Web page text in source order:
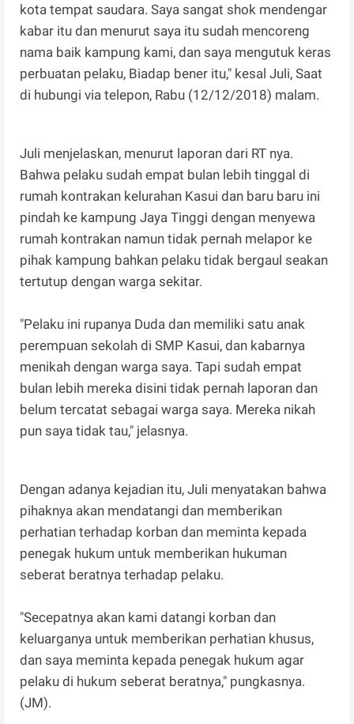
kota tempat saudara. Saya sangat shok mendengar
kabar itu dan menurut saya itu sudah mencoreng
nama baik kampung kami, dan saya mengutuk keras
perbuatan pelaku, Biadap bener itu," kesal Juli, Saat
di hubungi via telepon, Rabu (12/12/2018) malam.
Juli menjelaskan, menurut laporan dari RT nya.
Bahwa pelaku sudah empat bulan lebih tinggal di
rumah kontrakan kelurahan Kasui dan baru baru ini
pindah ke kampung Jaya Tinggi dengan menyewa
rumah kontrakan namun tidak pernah melapor ke
pihak kampung bahkan pelaku tidak bergaul seakan
tertutup dengan warga sekitar.
"Pelaku ini rupanya Duda dan memiliki satu anak
perempuan sekolah di SMP Kasui, dan kabarnya
menikah dengan warga saya. Tapi sudah empat
bulan lebih mereka disini tidak pernah laporan dan
belum tercatat sebagai warga saya. Mereka nikah
pun saya tidak tau," jelasnya.
Dengan adanya kejadian itu, Juli menyatakan bahwa
pihaknya akan mendatangi dan memberikan
perhatian terhadap korban dan meminta kepada
penegak hukum untuk memberikan hukuman
seberat beratnya terhadap pelaku.
"Secepatnya akan kami datangi korban dan
keluarganya untuk memberikan perhatian khusus,
dan saya meminta kepada penegak hukum agar
pelaku di hukum seberat beratnya," pungkasnya.
(JM).